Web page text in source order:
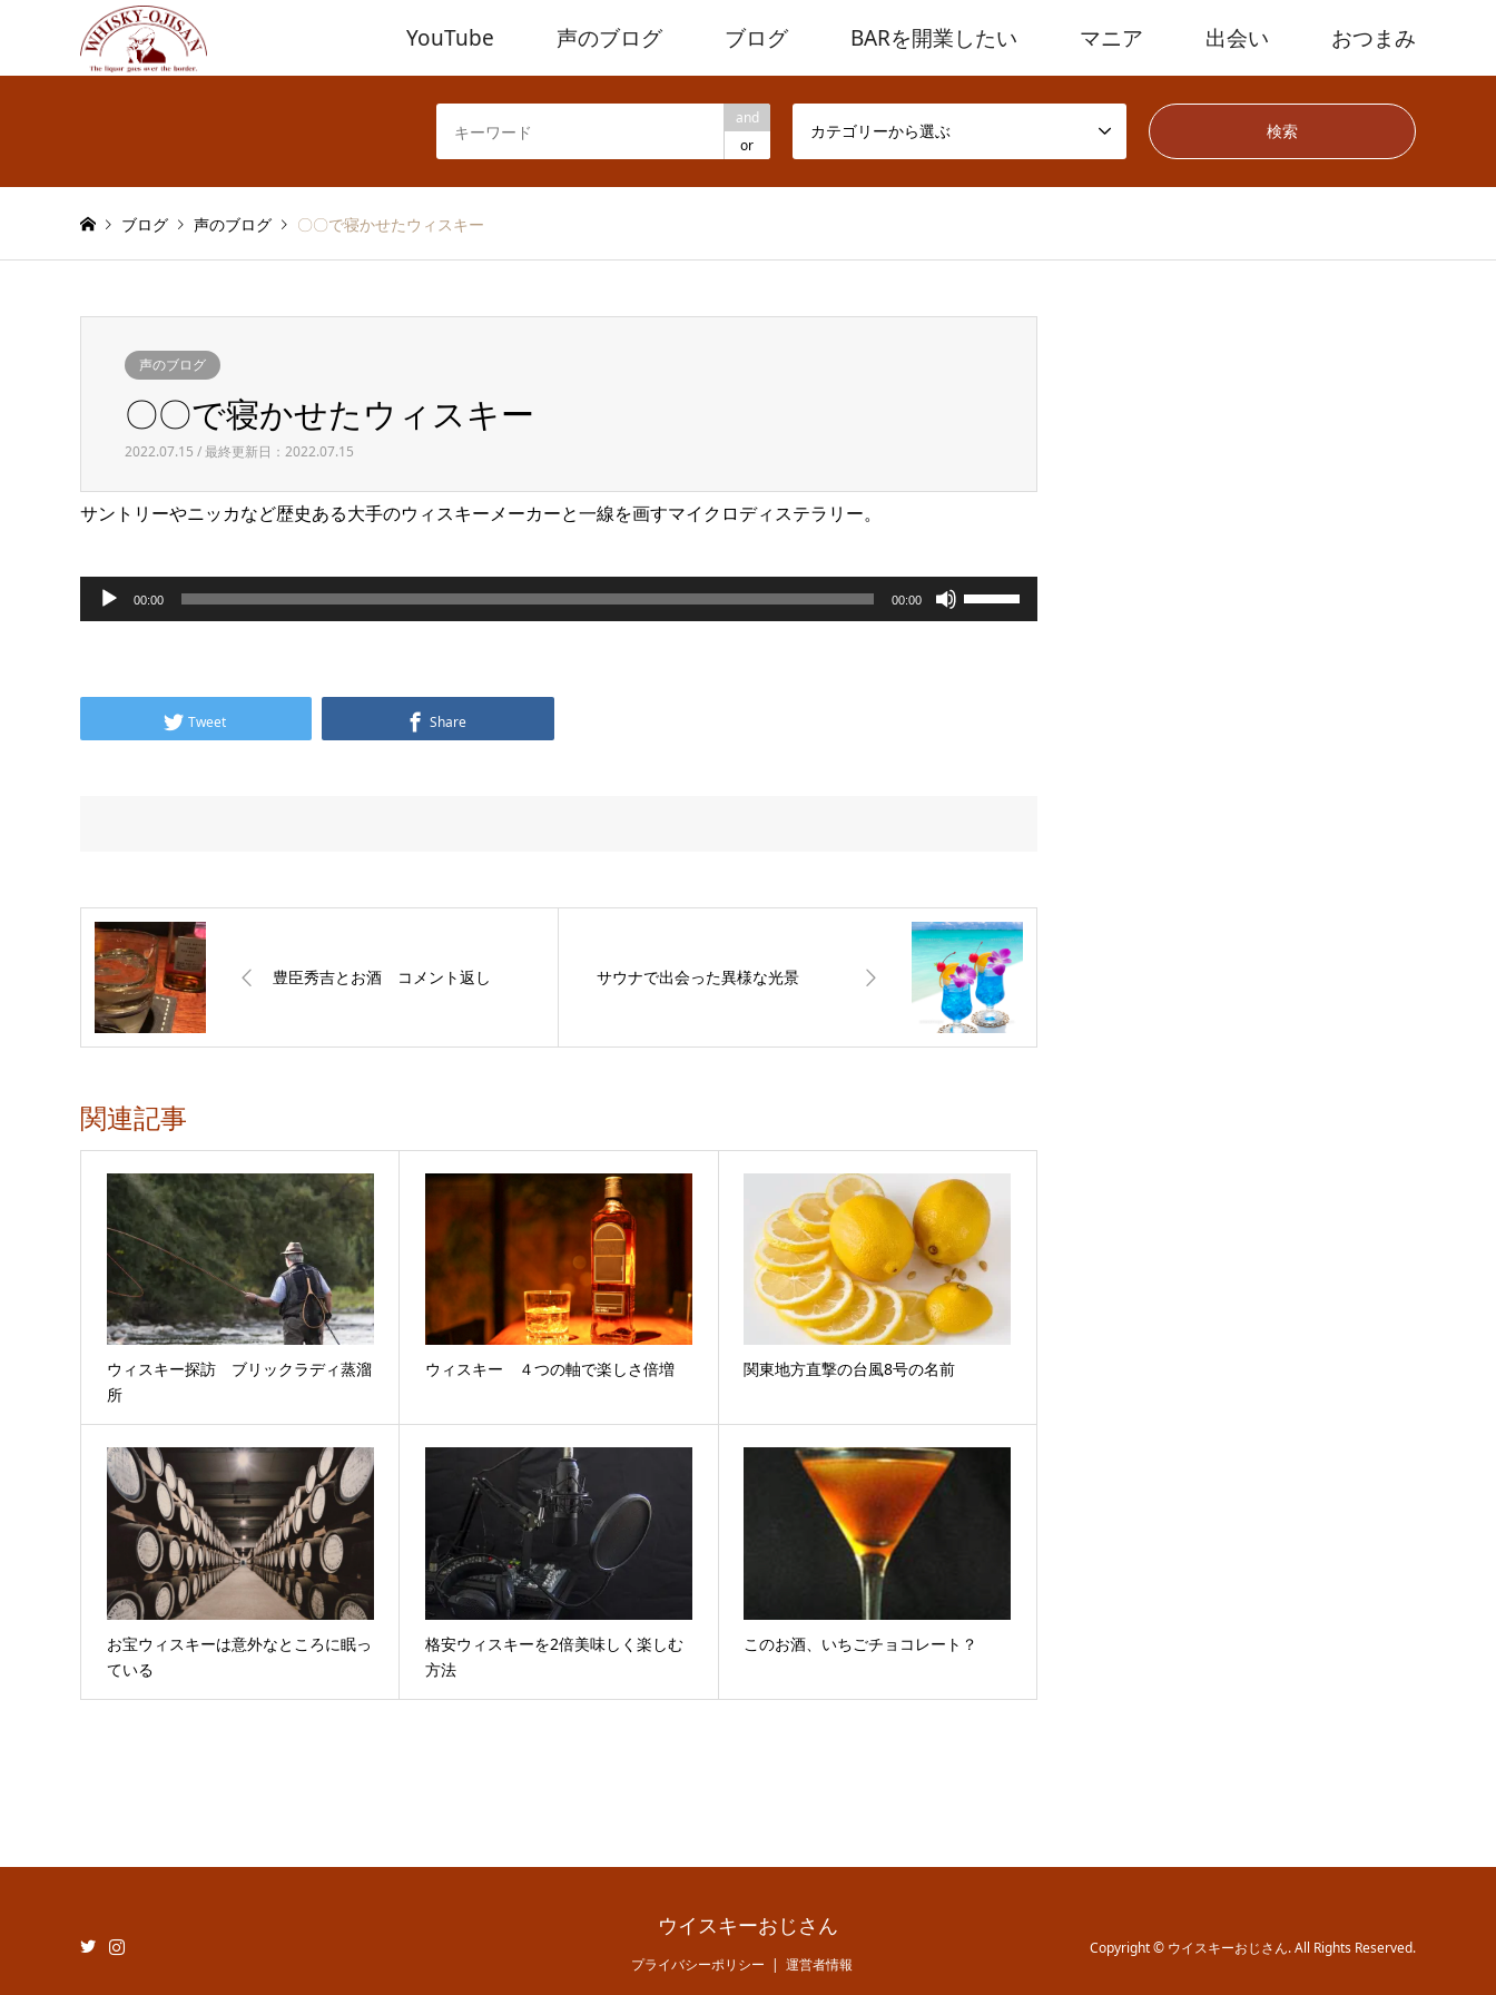
YouTube 声のブログ ブログ BARを開業したい マニア 出会い おつまみ
and
or
カテゴリーから選ぶ
ブログ 声のブログ 〇〇で寝かせたウィスキー
声のブログ
〇〇で寝かせたウィスキー
2022.07.15 / 最終更新日：2022.07.15
サントリーやニッカなど歴史ある大手のウィスキーメーカーと一線を画すマイクロディステラリー。
レ
ー
00:00 00:00 ボ
上
下
矢
印
使
て
く
だ
Tweet Share
豊臣秀吉とお酒 コメント返し サウナで出会った異様な光景
関連記事
ウィスキー探訪 ブリックラディ蒸溜
所
ウィスキー ４つの軸で楽しさ倍増 関東地方直撃の台風8号の名前
お宝ウィスキーは意外なところに眠っ
ている
格安ウィスキーを2倍美味しく楽しむ
方法
このお酒、いちごチョコレート？
ウイスキーおじさん
プライバシーポリシー 運営者情報
Copyright© ウイスキーおじさん. All Rights Reserved.